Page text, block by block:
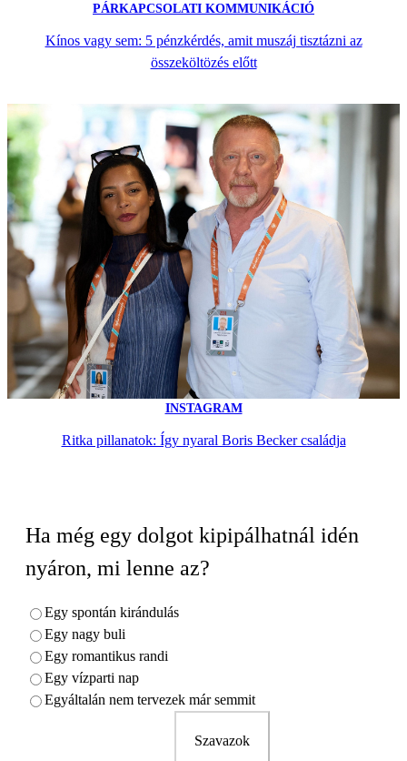
PÁRKAPCSOLATI KOMMUNIKÁCIÓ
Kínos vagy sem: 5 pénzkérdés, amit muszáj tisztázni az
összeköltözés előtt
INSTAGRAM
Ritka pillanatok: Így nyaral Boris Becker családja
Ha még egy dolgot kipipálhatnál idén
nyáron, mi lenne az?
Egy spontán kirándulás
Egy nagy buli
Egy romantikus randi
Egy vízparti nap
Egyáltalán nem tervezek már semmit
Szavazok